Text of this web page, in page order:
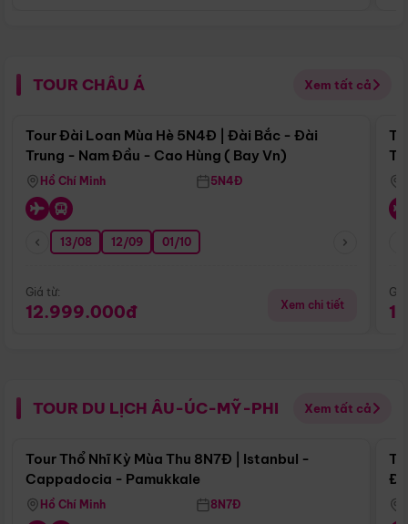
TOUR CHÂU Á Xem tất cả
Điểm nổi bật
Tour Đài Loan Mùa Hè 5N4Đ | Đài Bắc - Đài
Trung - Nam Đầu - Cao Hùng ( Bay Vn)
Hồ Chí Minh 5N4Đ
13/08 12/09 01/10
Giá từ:
12.999.000đ Xem chi tiết
TOUR DU LỊCH ÂU-ÚC-MỸ-PHI Xem tất cả
Điểm nổi bật
Tour Thổ Nhĩ Kỳ Mùa Thu 8N7Đ | Istanbul -
Cappadocia - Pamukkale
Hồ Chí Minh 8N7Đ